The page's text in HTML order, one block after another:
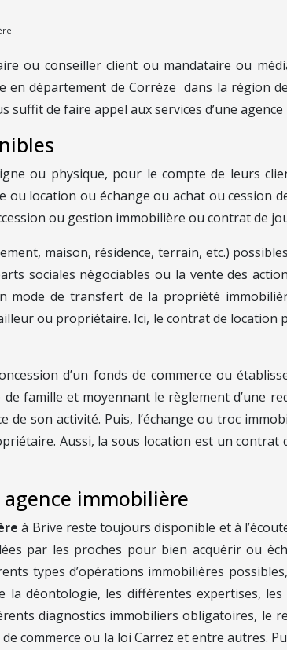
ou conseiller client ou mandataire ou
en département de Corrèze dans la région
de faire appel aux services d’une
ou physique, pour le compte de leurs
location ou échange ou achat ou cession
ou gestion immobilière ou contrat de
maison, résidence, terrain, etc.)
sociales négociables ou la vente des
mode de transfert de la propriété
ou propriétaire. Ici, le contrat de
d’un fonds de commerce ou
famille et moyennant le règlement d’une
de son activité. Puis, l’échange ou troc
Aussi, la sous location est un
agence immobilière
à Brive reste toujours disponible et à
par les proches pour bien acquérir ou
types d’opérations immobilières
déontologie, les différentes expertises,
diagnostics immobiliers obligatoires, le
commerce ou la loi Carrez et entre autres.